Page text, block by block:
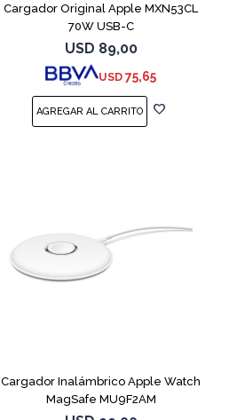
Cargador Original Apple MXN53CL
70W USB-C
USD 89,00
USD 75,65
Cargador Inalámbrico Apple Watch
MagSafe MU9F2AM